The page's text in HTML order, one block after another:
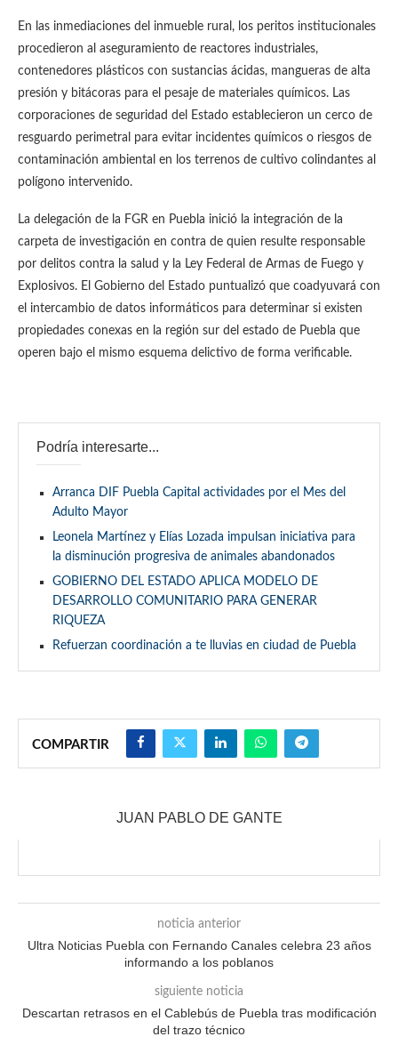
En las inmediaciones del inmueble rural, los peritos institucionales
procedieron al aseguramiento de reactores industriales,
contenedores plásticos con sustancias ácidas, mangueras de alta
presión y bitácoras para el pesaje de materiales químicos. Las
corporaciones de seguridad del Estado establecieron un cerco de
resguardo perimetral para evitar incidentes químicos o riesgos de
contaminación ambiental en los terrenos de cultivo colindantes al
polígono intervenido.
La delegación de la FGR en Puebla inició la integración de la
carpeta de investigación en contra de quien resulte responsable
por delitos contra la salud y la Ley Federal de Armas de Fuego y
Explosivos. El Gobierno del Estado puntualizó que coadyuvará con
el intercambio de datos informáticos para determinar si existen
propiedades conexas en la región sur del estado de Puebla que
operen bajo el mismo esquema delictivo de forma verificable.
Podría interesarte...
Arranca DIF Puebla Capital actividades por el Mes del
Adulto Mayor
Leonela Martínez y Elías Lozada impulsan iniciativa para
la disminución progresiva de animales abandonados
GOBIERNO DEL ESTADO APLICA MODELO DE
DESARROLLO COMUNITARIO PARA GENERAR
RIQUEZA
Refuerzan coordinación a te lluvias en ciudad de Puebla
COMPARTIR
JUAN PABLO DE GANTE
noticia anterior
Ultra Noticias Puebla con Fernando Canales celebra 23 años
informando a los poblanos
siguiente noticia
Descartan retrasos en el Cablebús de Puebla tras modificación
del trazo técnico